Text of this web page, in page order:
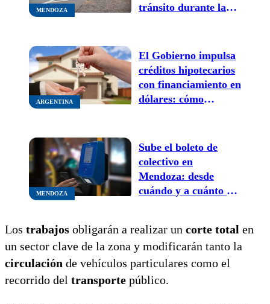
MENDOZA
tránsito durante la
ARGENTINA
El Gobierno impulsa
créditos hipotecarios
con financiamiento en
dólares: cómo
podrán acceder
MENDOZA
Sube el boleto de
colectivo en
Mendoza: desde
cuándo y a cuánto se
Los trabajos obligarán a realizar un corte total en
un sector clave de la zona y modificarán tanto la
circulación de vehículos particulares como el
recorrido del transporte público.